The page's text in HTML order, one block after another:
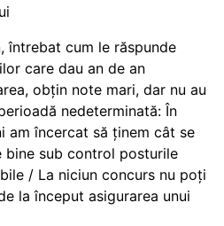
întrebat cum le răspunde
care dau an de an
obțin note mari, dar nu au
nedeterminată: În
am încercat să ținem cât se
bine sub control posturile
/ La niciun concurs nu poți
la început asigurarea unui